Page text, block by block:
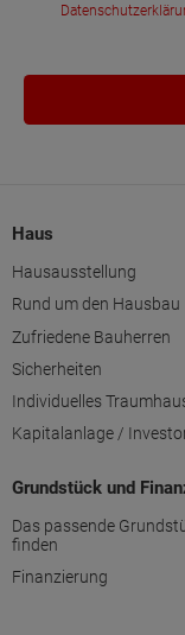
Haus
Hausausstellung
Rund um den Hausbau
Zufriedene Bauherren
Sicherheiten
Individuelles
Kapitalanlage /
Grundstück und
Das passende
finden
Finanzierung